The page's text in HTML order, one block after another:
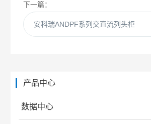
下一篇：
安科瑞ANDPF系列交直流列头柜
产品中心
数据中心